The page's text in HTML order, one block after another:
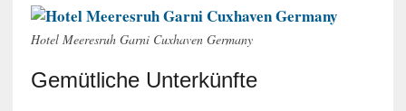
Hotel Meeresruh Garni Cuxhaven Germany
Gemütliche Unterkünfte